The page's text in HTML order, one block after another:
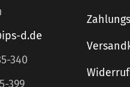
d.de
340
399